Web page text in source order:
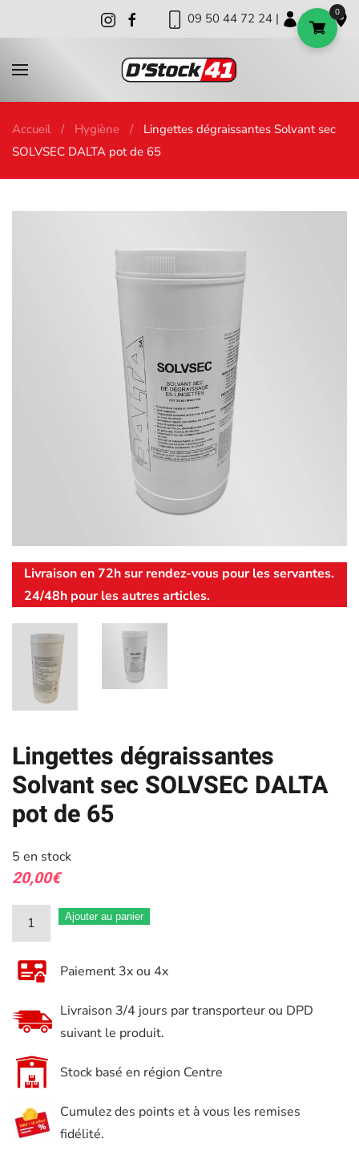
09 50 44 72 24 | | |
Accueil Hygiène
Lingettes dégraissantes Solvant sec
SOLVSEC DALTA pot de 65
Livraison en 72h sur rendez-vous pour les servantes.
24/48h pour les autres articles.
Lingettes dégraissantes
Solvant sec SOLVSEC DALTA
pot de 65
5 en stock
20,00€
quantité
de
Lingettes
dégraissantes
sec
DALTA
de
65
Ajouter au panier
Paiement 3x ou 4x
Livraison 3/4 jours par transporteur ou DPD
suivant le produit.
Stock basé en région Centre
Cumulez des points et à vous les remises
fidélité.
0